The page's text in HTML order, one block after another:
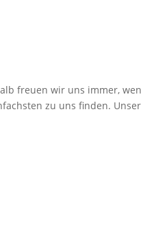
freuen wir uns immer,
zu uns finden. Unser